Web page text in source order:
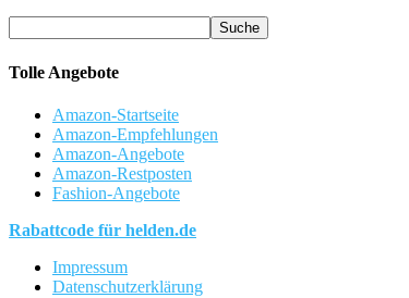
Tolle Angebote
Amazon-Startseite
Amazon-Empfehlungen
Amazon-Angebote
Amazon-Restposten
Fashion-Angebote
Rabattcode für helden.de
Impressum
Datenschutzerklärung